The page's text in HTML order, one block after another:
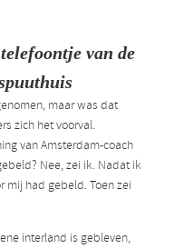
van de
maar was dat
zich het voorval.
van Amsterdam-coach
Nee, zei ik. Nadat ik
mij had gebeld. Toen zei
interland is gebleven,